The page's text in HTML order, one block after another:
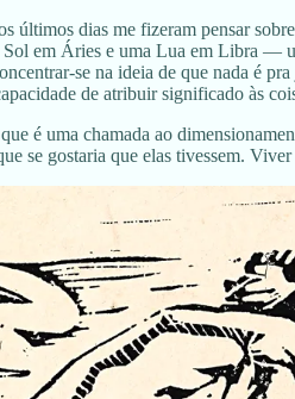
últimos dias me fizeram pensar sobre
Sol em Áries e uma Lua em Libra —
se na ideia de que nada é
de atribuir significado às
é uma chamada ao
se gostaria que elas tivessem.